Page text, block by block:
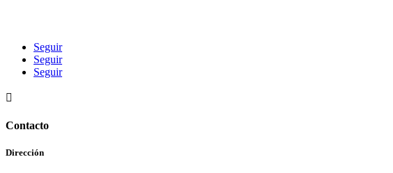
Seguir
Seguir
Seguir

Contacto
Dirección